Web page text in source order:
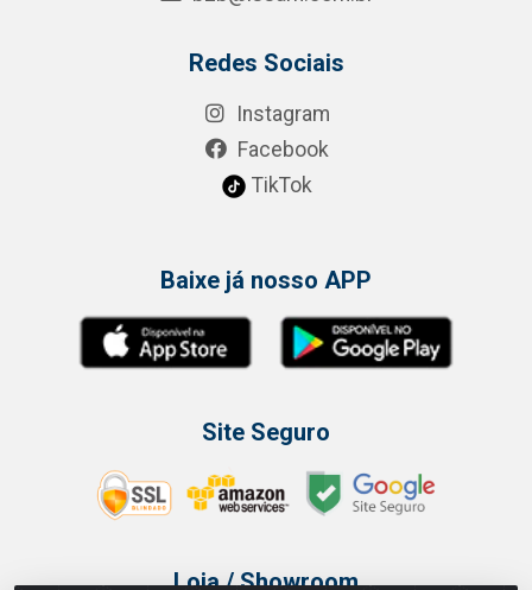
Redes Sociais
Instagram
Facebook
TikTok
Baixe já nosso APP
Site Seguro
Loja / Showroom